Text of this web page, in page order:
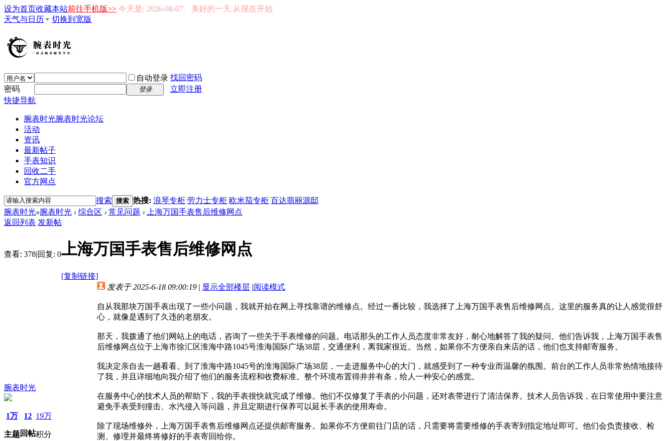
设为首页收藏本站前往手机版>> 今天是: 2026-08-07 美好的一天,从现在开始
天气与日历
切换到宽版
自动登录 找回密码
密码
登录
立即注册
快捷导航
腕表时光腕表时光论坛
活动
资讯
最新帖子
手表知识
回收二手
官方网点
搜索 搜索 热搜: 浪琴专柜 劳力士专柜 欧米茄专柜 百达翡丽源邸
腕表时光»腕表时光 › 综合区 › 常见问题 ›
上海万国手表售后维修网点
返回列表 发新帖
查看: 378|回复: 0上海万国手表售后维修网点
[复制链接]
腕表时光
1万
主题
12
回帖
19万
积分
发表于 2025-6-18 09:00:19 | 显示全部楼层 |阅读模式
自从我那块万国手表出现了一些小问题，我就开始在网上寻找靠谱的维修点。经过一番比较，我选择了上海万国手表售后维修网点。这里的服务真的让人感觉很舒
心，就像是遇到了久违的老朋友。
那天，我拨通了他们网站上的电话，咨询了一些关于手表维修的问题。电话那头的工作人员态度非常友好，耐心地解答了我的疑问。他们告诉我，上海万国手表售
后维修网点位于上海市徐汇区淮海中路1045号淮海国际广场38层，交通便利，离我家很近。当然，如果你不方便亲自来店的话，他们也支持邮寄服务。
我决定亲自去一趟看看。到了淮海中路1045号的淮海国际广场38层，一走进服务中心的大门，就感受到了一种专业而温馨的氛围。前台的工作人员非常热情地接待
了我，并且详细地向我介绍了他们的服务流程和收费标准。整个环境布置得井井有条，给人一种安心的感觉。
在服务中心的技术人员的帮助下，我的手表很快就完成了维修。他们不仅修复了手表的小问题，还对表带进行了清洁保养。技术人员告诉我，在日常使用中要注意
避免手表受到撞击、水汽侵入等问题，并且定期进行保养可以延长手表的使用寿命。
除了现场维修外，上海万国手表售后维修网点还提供邮寄服务。如果你不方便前往门店的话，只需要将需要维修的手表寄到指定地址即可。他们会负责接收、检
测、修理并最终将修好的手表寄回给你。